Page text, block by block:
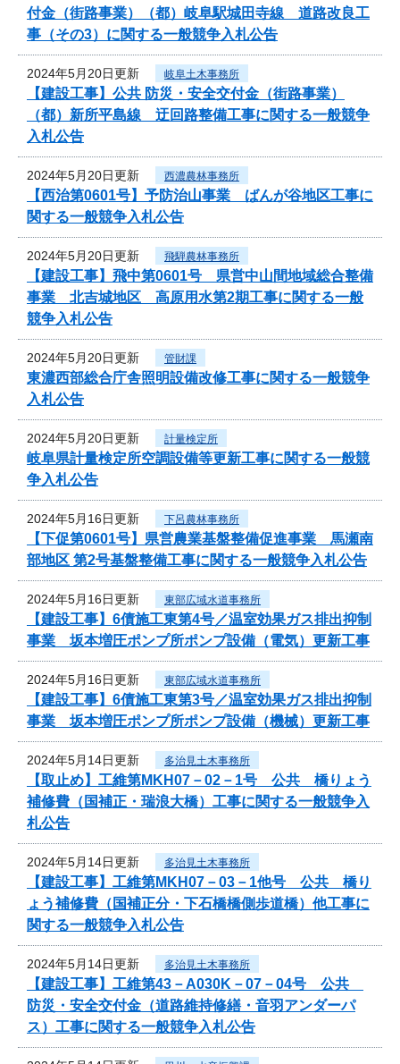
付金（街路事業）（都）岐阜駅城田寺線 道路改良工
事（その3）に関する一般競争入札公告
2024年5月20日更新 岐阜土木事務所
【建設工事】公共 防災・安全交付金（街路事業）
（都）新所平島線 迂回路整備工事に関する一般競争
入札公告
2024年5月20日更新 西濃農林事務所
【西治第0601号】予防治山事業 ばんが谷地区工事に
関する一般競争入札公告
2024年5月20日更新 飛騨農林事務所
【建設工事】飛中第0601号 県営中山間地域総合整備
事業 北吉城地区 高原用水第2期工事に関する一般
競争入札公告
2024年5月20日更新 管財課
東濃西部総合庁舎照明設備改修工事に関する一般競争
入札公告
2024年5月20日更新 計量検定所
岐阜県計量検定所空調設備等更新工事に関する一般競
争入札公告
2024年5月16日更新 下呂農林事務所
【下促第0601号】県営農業基盤整備促進事業 馬瀬南
部地区 第2号基盤整備工事に関する一般競争入札公告
2024年5月16日更新 東部広域水道事務所
【建設工事】6債施工東第4号／温室効果ガス排出抑制
事業 坂本増圧ポンプ所ポンプ設備（電気）更新工事
2024年5月16日更新 東部広域水道事務所
【建設工事】6債施工東第3号／温室効果ガス排出抑制
事業 坂本増圧ポンプ所ポンプ設備（機械）更新工事
2024年5月14日更新 多治見土木事務所
【取止め】工維第MKH07－02－1号 公共 橋りょう
補修費（国補正・瑞浪大橋）工事に関する一般競争入
札公告
2024年5月14日更新 多治見土木事務所
【建設工事】工維第MKH07－03－1他号 公共 橋り
ょう補修費（国補正分・下石橋橋側歩道橋）他工事に
関する一般競争入札公告
2024年5月14日更新 多治見土木事務所
【建設工事】工維第43－A030K－07－04号 公共
防災・安全交付金（道路維持修繕・音羽アンダーパ
ス）工事に関する一般競争入札公告